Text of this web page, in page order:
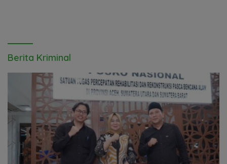
Berita Kriminal